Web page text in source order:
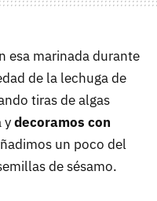
esa marinada durante
de la lechuga de
tiras de algas
ydecoramos con
un poco del
de sésamo.